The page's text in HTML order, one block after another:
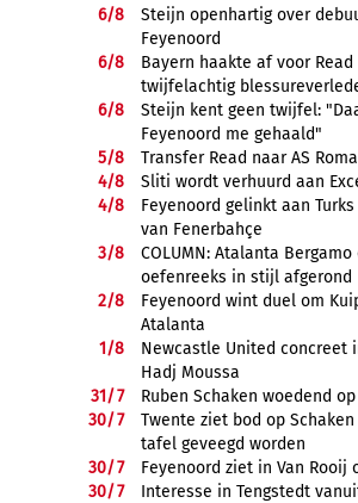
6/8
Steijn openhartig over
Feyenoord
6/8
Bayern haakte af voor Read
twijfelachtig
6/8
Steijn kent geen twijfel:
Feyenoord me gehaald"
5/8
Transfer Read naar AS
4/8
Sliti wordt verhuurd aan
4/8
Feyenoord gelinkt aan
van Fenerbahçe
3/8
COLUMN: Atalanta
oefenreeks in stijl afgerond
2/8
Feyenoord wint duel om
Atalanta
1/8
Newcastle United concreet
Hadj Moussa
31/7
Ruben Schaken woedend
30/7
Twente ziet bod op
tafel geveegd worden
30/7
Feyenoord ziet in Van Rooij
30/7
Interesse in Tengstedt